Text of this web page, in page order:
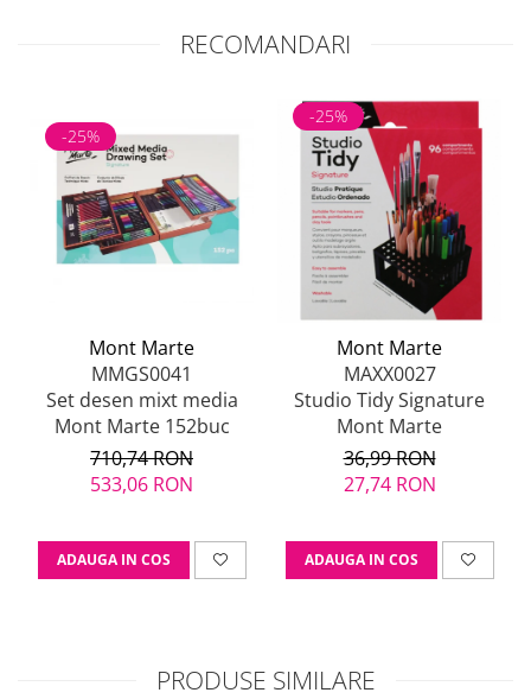
RECOMANDARI
-25%
Mont Marte
MMGS0041
Set desen mixt media
Mont Marte 152buc
710,74 RON
533,06 RON
ADAUGA IN COS
-25%
Mont Marte
MAXX0027
Studio Tidy Signature
Mont Marte
36,99 RON
27,74 RON
ADAUGA IN COS
PRODUSE SIMILARE